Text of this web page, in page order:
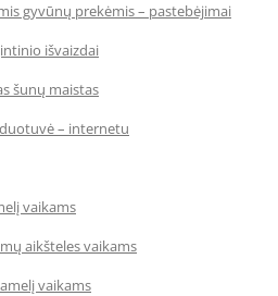
gyvūnų prekėmis – pastebėjimai
išvaizdai
šunų maistas
– internetu
vaikams
aikšteles vaikams
vaikams